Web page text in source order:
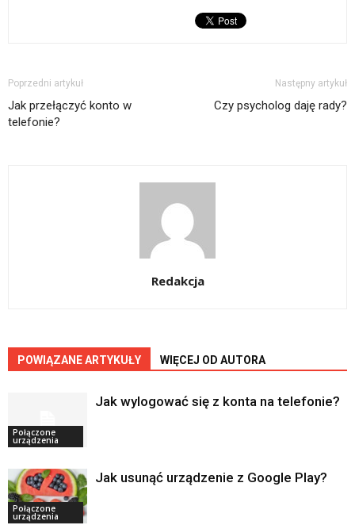
Poprzedni artykuł
Jak przełączyć konto w
telefonie?
Następny artykuł
Czy psycholog daję rady?
Redakcja
POWIĄZANE ARTYKUŁY WIĘCEJ OD AUTORA
Połączone
urządzenia
Jak wylogować się z konta na telefonie?
Połączone
urządzenia
Jak usunąć urządzenie z Google Play?